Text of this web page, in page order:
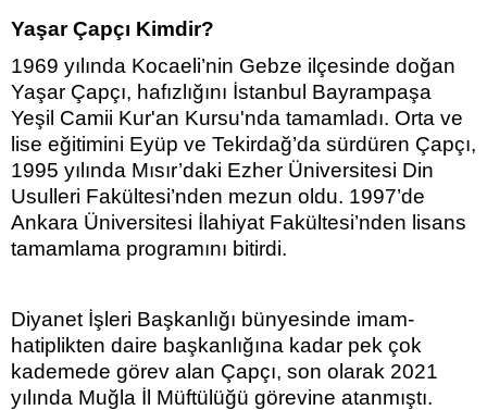
Yaşar Çapçı Kimdir?
1969 yılında Kocaeli’nin Gebze ilçesinde doğan
Yaşar Çapçı, hafızlığını İstanbul Bayrampaşa
Yeşil Camii Kur'an Kursu'nda tamamladı. Orta ve
lise eğitimini Eyüp ve Tekirdağ’da sürdüren Çapçı,
1995 yılında Mısır’daki Ezher Üniversitesi Din
Usulleri Fakültesi’nden mezun oldu. 1997’de
Ankara Üniversitesi İlahiyat Fakültesi’nden lisans
tamamlama programını bitirdi.
Diyanet İşleri Başkanlığı bünyesinde imam-
hatiplikten daire başkanlığına kadar pek çok
kademede görev alan Çapçı, son olarak 2021
yılında Muğla İl Müftülüğü görevine atanmıştı.